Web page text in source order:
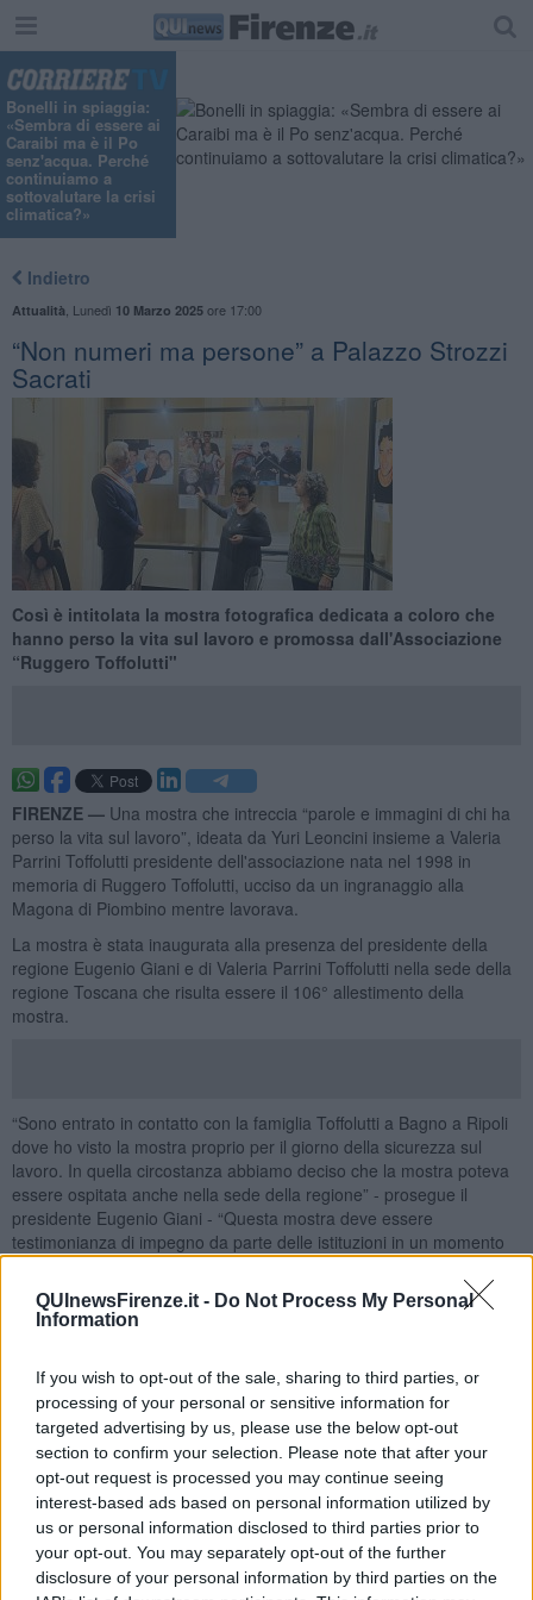
QUInewsFirenze.it - Do Not Process My Personal
Information
If you wish to opt-out of the sale, sharing to third parties, or
processing of your personal or sensitive information for
targeted advertising by us, please use the below opt-out
section to confirm your selection. Please note that after your
opt-out request is processed you may continue seeing
interest-based ads based on personal information utilized by
us or personal information disclosed to third parties prior to
your opt-out. You may separately opt-out of the further
disclosure of your personal information by third parties on the
Bonelli in spiaggia:
«Sembra di essere ai
Caraibi ma è il Po
senz'acqua. Perché
continuiamo a
sottovalutare la crisi
climatica?»
Indietro
Attualità Lunedì 10 Marzo 2025ore 17:00
“Non numeri ma persone” a Palazzo Strozzi
Sacrati
Così è intitolata la mostra fotografica dedicata a coloro che
hanno perso la vita sul lavoro e promossa dall'Associazione
“Ruggero Toffolutti"
FIRENZE — Una mostra che intreccia “parole e immagini di chi ha
perso la vita sul lavoro”, ideata da Yuri Leoncini insieme a Valeria
Parrini Toffolutti presidente dell'associazione nata nel 1998 in
memoria di Ruggero Toffolutti, ucciso da un ingranaggio alla
Magona di Piombino mentre lavorava.
La mostra è stata inaugurata alla presenza del presidente della
regione Eugenio Giani e di Valeria Parrini Toffolutti nella sede della
regione Toscana che risulta essere il 106° allestimento della
mostra.
“Sono entrato in contatto con la famiglia Toffolutti a Bagno a Ripoli
dove ho visto la mostra proprio per il giorno della sicurezza sul
lavoro. In quella circostanza abbiamo deciso che la mostra poteva
essere ospitata anche nella sede della regione” - prosegue il
presidente Eugenio Giani - “Questa mostra deve essere
testimonianza di impegno da parte delle istituzioni in un momento
di aumento esponenziale delle morti sul lavoro, uno dei temi su cui
le istituzioni devono lavorare e creare sinergia tra di loro”
“La nostra associazione è stata fondata nel 1998 poco dopo la
abbiamo potuto vederlo. È nata per stimolare l'opinione
pubblica” ha detto la presidente dell'associazione Valeria Parrini
Toffolutti
“La Mostra è stata realizzata nel 2009 con l’obiettivo di creare un
pugno nello stomaco contro l'indifferenza. Questa è la sua 106°
installazione e continuerà il suo viaggio” - prosegue la presidente -
“Ringrazio per l’accoglienza in una sede così prestigiosa sia per la
cornice che per la sostanza. È importante che la mostra crei
sensibilizzazione. Sarà fondamentale riuscire a portare anche